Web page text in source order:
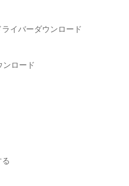
イバーダウンロード
ロード